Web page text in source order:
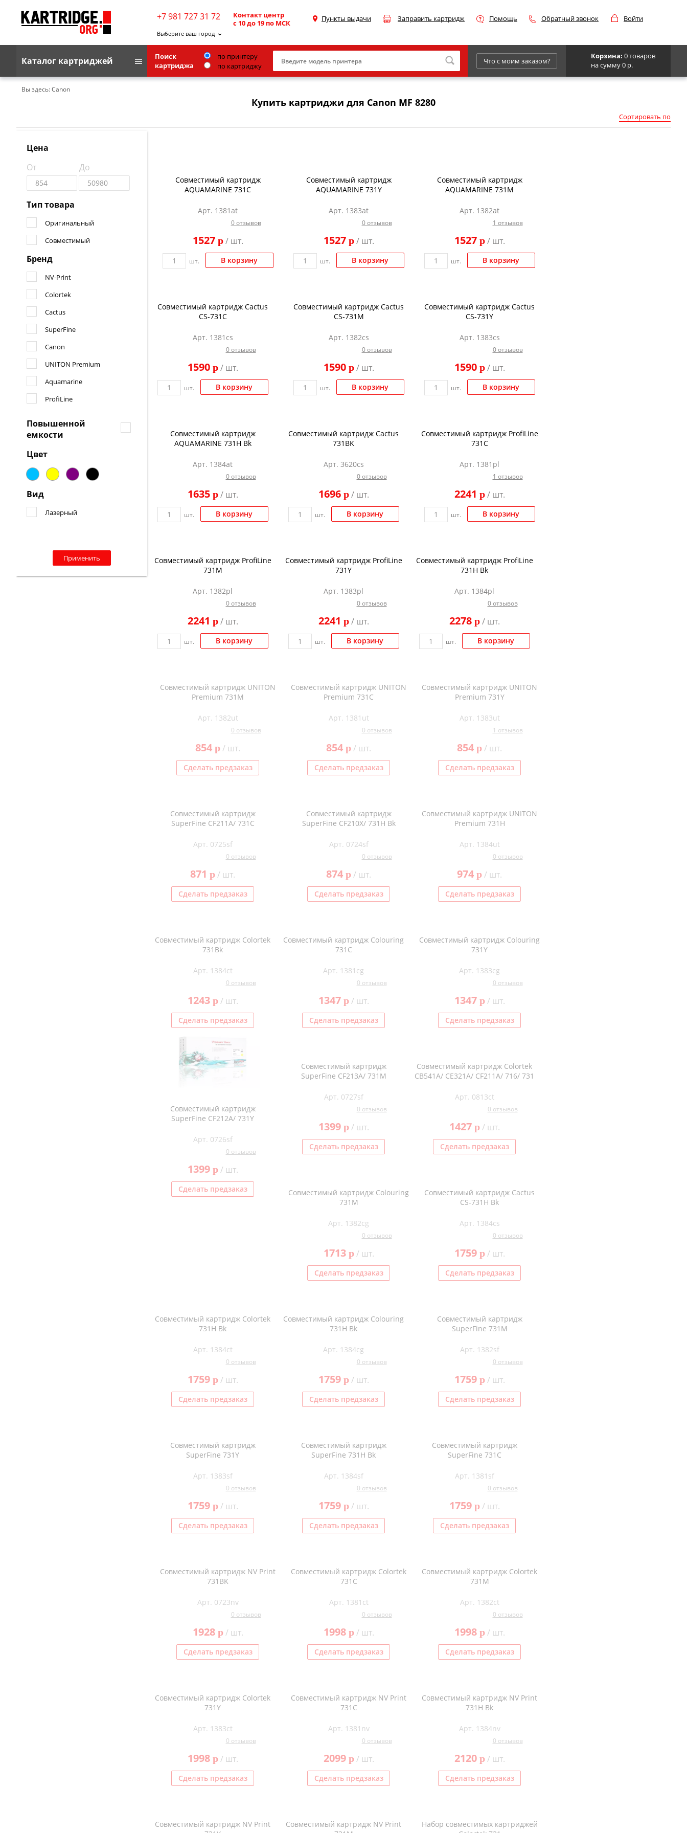
+7 981 727 31 72
Контакт центр
с 10 до 19 по МСК
Выберите ваш город
Пункты выдачи Заправить картридж Помощь Обратный звонок Войти
Каталог картриджей
Brother
HP
Kodak
Konica Minolta
Kyocera
Toshiba
Xerox
Для франкировальной машины
Поиск
картриджа
по принтеру
по картриджу
Что с моим заказом?
Корзина: 0 товаров
на сумму 0 р.
Вы здесь:Canon
Купить картриджи для Canon MF 8280
Сортировать по
Цена
От
До
Тип товара
Оригинальный
Совместимый
Бренд
NV-Print
Colortek
Cactus
SuperFine
Canon
UNITON Premium
Aquamarine
ProfiLine
Повышенной
емкости
Цвет
Вид
Лазерный
Применить
Совместимый картридж
AQUAMARINE 731C
Арт. 1381at
0 отзывов
1527 p/ шт.
шт. В корзину
Совместимый картридж
AQUAMARINE 731Y
Арт. 1383at
0 отзывов
1527 p/ шт.
шт. В корзину
Совместимый картридж
AQUAMARINE 731M
Арт. 1382at
1 отзывов
1527 p/ шт.
шт. В корзину
Совместимый картридж Cactus
CS-731C
Арт. 1381cs
0 отзывов
1590 p/ шт.
шт. В корзину
Совместимый картридж Cactus
CS-731M
Арт. 1382cs
0 отзывов
1590 p/ шт.
шт. В корзину
Совместимый картридж Cactus
CS-731Y
Арт. 1383cs
0 отзывов
1590 p/ шт.
шт. В корзину
Совместимый картридж
AQUAMARINE 731H Bk
Арт. 1384at
0 отзывов
1635 p/ шт.
шт. В корзину
Совместимый картридж Cactus
731BK
Арт. 3620cs
0 отзывов
1696 p/ шт.
шт. В корзину
Совместимый картридж ProfiLine
731C
Арт. 1381pl
1 отзывов
2241 p/ шт.
шт. В корзину
Совместимый картридж ProfiLine
731M
Арт. 1382pl
0 отзывов
2241 p/ шт.
шт. В корзину
Совместимый картридж ProfiLine
731Y
Арт. 1383pl
0 отзывов
2241 p/ шт.
шт. В корзину
Совместимый картридж ProfiLine
731H Bk
Арт. 1384pl
0 отзывов
2278 p/ шт.
шт. В корзину
Совместимый картридж UNITON
Premium 731M
Арт. 1382ut
0 отзывов
854 p/ шт.
Сделать предзаказ
Совместимый картридж UNITON
Premium 731C
Арт. 1381ut
0 отзывов
854 p/ шт.
Сделать предзаказ
Совместимый картридж UNITON
Premium 731Y
Арт. 1383ut
1 отзывов
854 p/ шт.
Сделать предзаказ
Совместимый картридж
SuperFine CF211A/ 731C
Арт. 0725sf
0 отзывов
871 p/ шт.
Сделать предзаказ
Совместимый картридж
SuperFine CF210X/ 731H Bk
Арт. 0724sf
0 отзывов
874 p/ шт.
Сделать предзаказ
Совместимый картридж UNITON
Premium 731H
Арт. 1384ut
0 отзывов
974 p/ шт.
Сделать предзаказ
Совместимый картридж Colortek
731Bk
Арт. 1384ct
0 отзывов
1243 p/ шт.
Сделать предзаказ
Совместимый картридж Colouring
731C
Арт. 1381cg
0 отзывов
1347 p/ шт.
Сделать предзаказ
Совместимый картридж Colouring
731Y
Арт. 1383cg
0 отзывов
1347 p/ шт.
Сделать предзаказ
Совместимый картридж
SuperFine CF212A/ 731Y
Арт. 0726sf
0 отзывов
1399 p/ шт.
Сделать предзаказ
Совместимый картридж
SuperFine CF213A/ 731M
Арт. 0727sf
0 отзывов
1399 p/ шт.
Сделать предзаказ
Совместимый картридж Colortek
CB541A/ CE321A/ CF211A/ 716/ 731
Арт. 0813ct
0 отзывов
1427 p/ шт.
Сделать предзаказ
Совместимый картридж Colouring
731M
Арт. 1382cg
0 отзывов
1713 p/ шт.
Сделать предзаказ
Совместимый картридж Cactus
CS-731H Bk
Арт. 1384cs
0 отзывов
1759 p/ шт.
Сделать предзаказ
Совместимый картридж Colortek
731H Bk
Арт. 1384ct
0 отзывов
1759 p/ шт.
Сделать предзаказ
Совместимый картридж Colouring
731H Bk
Арт. 1384cg
0 отзывов
1759 p/ шт.
Сделать предзаказ
Совместимый картридж
SuperFine 731M
Арт. 1382sf
0 отзывов
1759 p/ шт.
Сделать предзаказ
Совместимый картридж
SuperFine 731Y
Арт. 1383sf
0 отзывов
1759 p/ шт.
Сделать предзаказ
Совместимый картридж
SuperFine 731H Bk
Арт. 1384sf
0 отзывов
1759 p/ шт.
Сделать предзаказ
Совместимый картридж
SuperFine 731C
Арт. 1381sf
0 отзывов
1759 p/ шт.
Сделать предзаказ
Совместимый картридж NV Print
731BK
Арт. 0723nv
0 отзывов
1928 p/ шт.
Сделать предзаказ
Совместимый картридж Colortek
731C
Арт. 1381ct
0 отзывов
1998 p/ шт.
Сделать предзаказ
Совместимый картридж Colortek
731M
Арт. 1382ct
0 отзывов
1998 p/ шт.
Сделать предзаказ
Совместимый картридж Colortek
731Y
Арт. 1383ct
0 отзывов
1998 p/ шт.
Сделать предзаказ
Совместимый картридж NV Print
731C
Арт. 1381nv
0 отзывов
2099 p/ шт.
Сделать предзаказ
Совместимый картридж NV Print
731H Bk
Арт. 1384nv
0 отзывов
2120 p/ шт.
Сделать предзаказ
Совместимый картридж NV Print
Совместимый картридж NV Print
Набор совместимых картриджей